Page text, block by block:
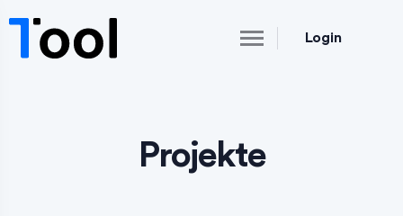
Login
Projekte